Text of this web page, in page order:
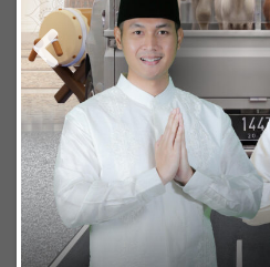
Previous